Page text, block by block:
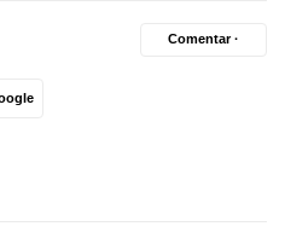
Comentar ·